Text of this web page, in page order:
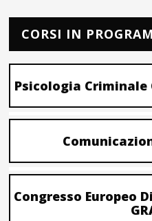
CORSI IN
Psicologia Criminale
Congresso Europeo